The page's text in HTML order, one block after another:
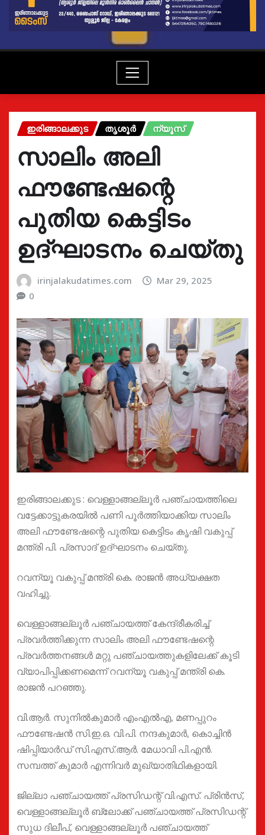
ഇരിങ്ങാലക്കുട തൃശൂർ ന്യൂസ്
സാലിം അലി
ഫൗണ്ടേഷന്റെ
പുതിയ കെട്ടിടം
ഉദ്ഘാടനം ചെയ്തു
irinjalakudatimes.com
Mar 29, 2025
0
ഇരിങ്ങാലക്കുട : വെള്ളാങ്ങല്ലൂര്‍ പഞ്ചായത്തിലെ
വട്ടേക്കാട്ടുകരയില്‍ പണി പൂര്‍ത്തിയാക്കിയ സാലിം
അലി ഫൗണ്ടേഷന്റെ പുതിയ കെട്ടിടം കൃഷി വകുപ്പ്
മന്ത്രി പി. പ്രസാദ് ഉദ്ഘാടനം ചെയ്തു.
റവന്യൂ വകുപ്പ് മന്ത്രി കെ. രാജന്‍ അധ്യക്ഷത
വഹിച്ചു.
വെള്ളാങ്ങല്ലൂര്‍ പഞ്ചായത്ത് കേന്ദ്രീകരിച്ച്
പ്രവര്‍ത്തിക്കുന്ന സാലിം അലി ഫൗണ്ടേഷന്റെ
പ്രവര്‍ത്തനങ്ങള്‍ മറ്റു പഞ്ചായത്തുകളിലേക്ക് കൂടി
വ്യാപിപ്പിക്കണമെന്ന് റവന്യൂ വകുപ്പ് മന്ത്രി കെ.
രാജന്‍ പറഞ്ഞു.
വി.ആര്‍. സുനില്‍കുമാര്‍ എംഎല്‍എ, മണപ്പുറം
ഫൗണ്ടേഷന്‍ സി.ഇ.ഒ. വി.പി. നന്ദകുമാര്‍, കൊച്ചിന്‍
ഷിപ്പിയാര്‍ഡ് സി.എസ്.ആര്‍. മേധാവി പി.എന്‍.
സമ്പത്ത് കുമാര്‍ എന്നിവർ മുഖ്യാതിഥികളായി.
ജില്ലാ പഞ്ചായത്ത് പ്രസിഡന്റ് വി.എസ്. പ്രിന്‍സ്,
വെള്ളാങ്ങല്ലൂര്‍ ബ്ലോക്ക് പഞ്ചായത്ത് പ്രസിഡന്റ്
സുധ ദിലീപ്, വെള്ളാങ്ങല്ലൂര്‍ പഞ്ചായത്ത്